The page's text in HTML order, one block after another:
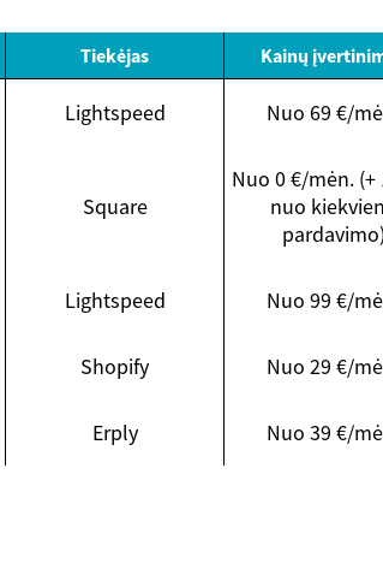
Tiekėjas Kainų
Lightspeed Nuo 69 €/
Square
Nuo 0 €/mėn. (+
nuo
pardavimo)
Lightspeed Nuo 99 €/
Shopify Nuo 29 €/
Erply Nuo 39 €/